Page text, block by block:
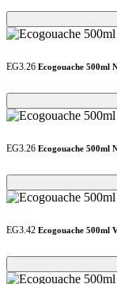
Loading...
Loading...
EG3.26 Ecogouache 500ml
Loading...
Loading...
EG3.26 Ecogouache 500ml
Loading...
Loading...
EG3.42 Ecogouache 500ml
Loading...
Loading...